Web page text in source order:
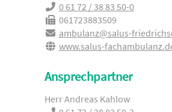
0 61 72 / 38 83 50-0
061723883509
ambulanz@salus-
www.salus-
Ansprechpartner
Herr Andreas Kahlow